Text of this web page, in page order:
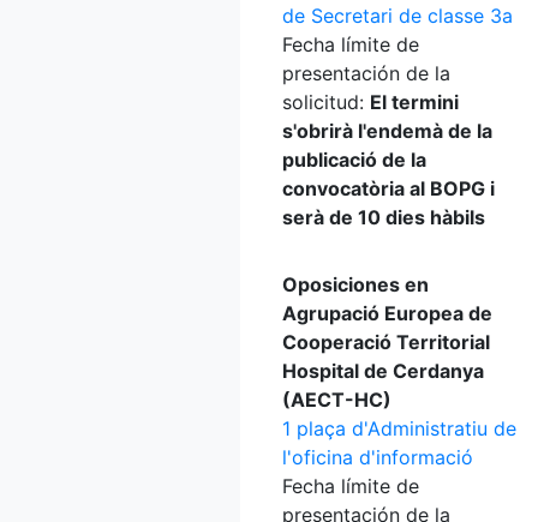
de Secretari de classe 3a
Fecha límite de
presentación de la
solicitud: El termini
s'obrirà l'endemà de la
publicació de la
convocatòria al BOPG i
serà de 10 dies hàbils
Oposiciones en
Agrupació Europea de
Cooperació Territorial
Hospital de Cerdanya
(AECT-HC)
1 plaça d'Administratiu de
l'oficina d'informació
Fecha límite de
presentación de la